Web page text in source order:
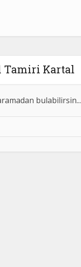
Tamiri Kartal
bulabilirsin...